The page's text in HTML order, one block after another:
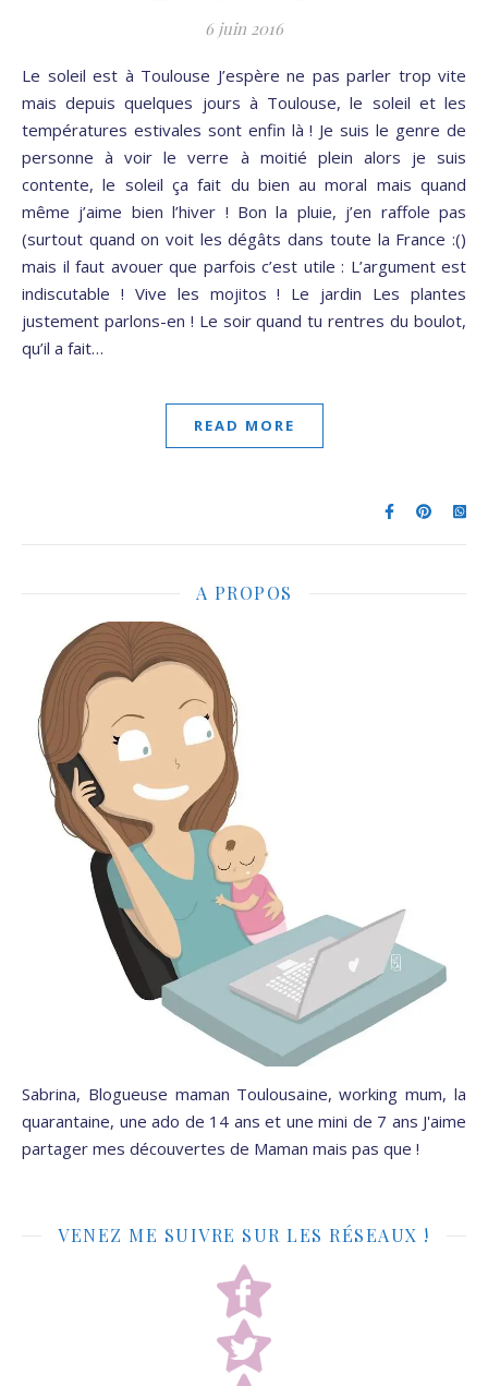
6 juin 2016
Le soleil est à Toulouse J’espère ne pas parler trop vite
mais depuis quelques jours à Toulouse, le soleil et les
températures estivales sont enfin là ! Je suis le genre de
personne à voir le verre à moitié plein alors je suis
contente, le soleil ça fait du bien au moral mais quand
même j’aime bien l’hiver ! Bon la pluie, j’en raffole pas
(surtout quand on voit les dégâts dans toute la France :()
mais il faut avouer que parfois c’est utile : L’argument est
indiscutable ! Vive les mojitos ! Le jardin Les plantes
justement parlons-en ! Le soir quand tu rentres du boulot,
qu’il a fait…
READ MORE
A PROPOS
Sabrina, Blogueuse maman Toulousaine, working mum, la
quarantaine, une ado de 14 ans et une mini de 7 ans J'aime
partager mes découvertes de Maman mais pas que !
VENEZ ME SUIVRE SUR LES RÉSEAUX !